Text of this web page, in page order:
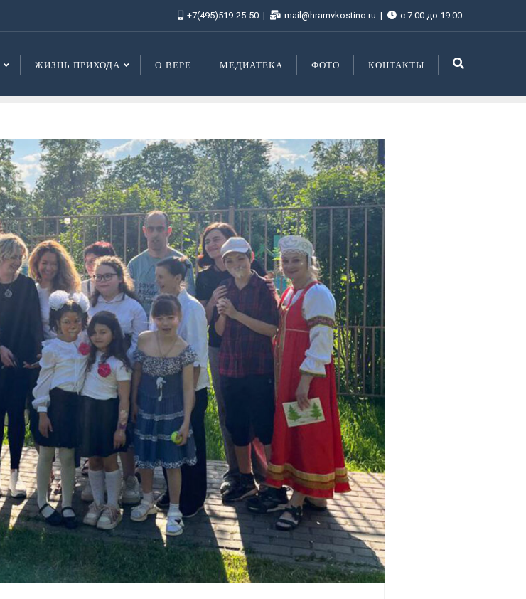
+7(495)519-25-50 mail@hramvkostino.ru с 7.00 до 19.00
ЖИЗНЬ ПРИХОДА О ВЕРЕ МЕДИАТЕКА ФОТО КОНТАКТЫ